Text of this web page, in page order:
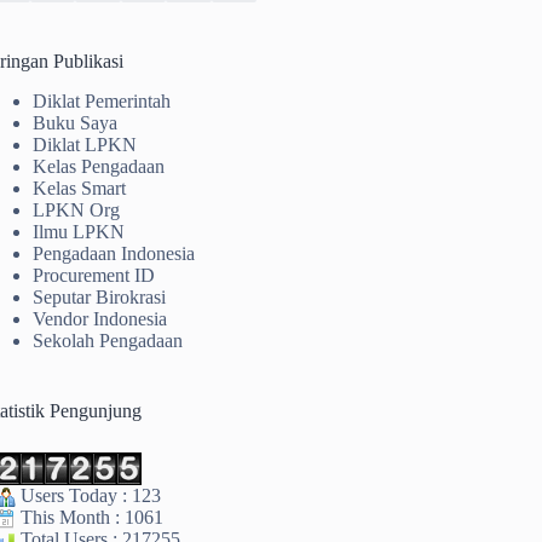
Publikasi
Diklat Pemerintah
Buku Saya
Diklat LPKN
Kelas Pengadaan
Kelas Smart
LPKN Org
Ilmu LPKN
Pengadaan Indonesia
Procurement ID
Seputar Birokrasi
Vendor Indonesia
Sekolah Pengadaan
Pengunjung
Users Today : 123
This Month : 1061